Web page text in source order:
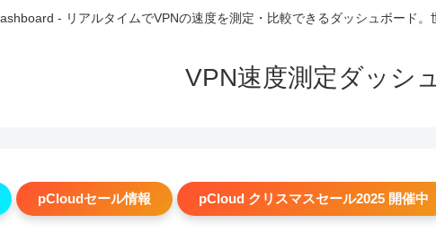
- リアルタイムでVPNの速度を測定・比較できるダッシュボード
VPN速度測定ダッシ
pCloudセール情報 pCloud クリスマスセール2025 開催中